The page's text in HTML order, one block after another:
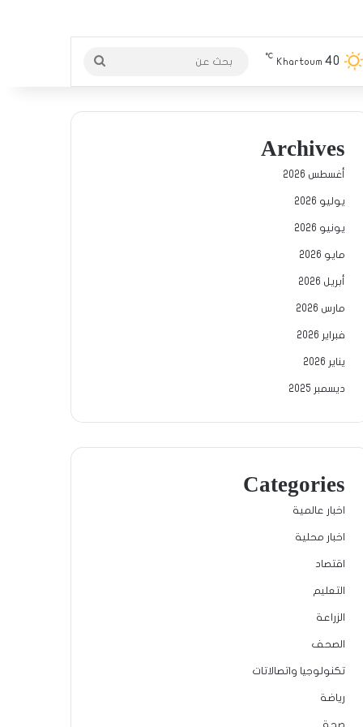
Khartoum 40
℃
Archives
أغسطس 2026
يوليو 2026
يونيو 2026
مايو 2026
أبريل 2026
مارس 2026
فبراير 2026
يناير 2026
ديسمبر 2025
Categories
اخبار عالمية
اخبار محلية
اقتصاد
التعليم
الزراعة
الصحف
تكنولوجيا واتصالاتات
رياضة
صحة